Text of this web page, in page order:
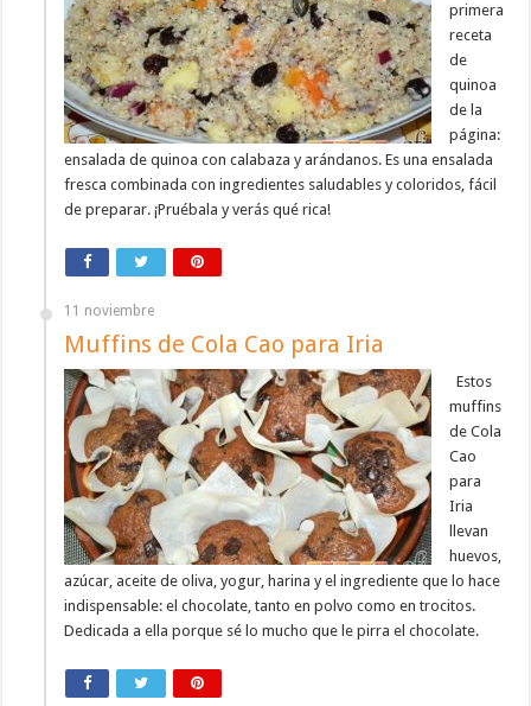
primera
receta
de
quinoa
de la
página:
ensalada de quinoa con calabaza y arándanos. Es una ensalada
fresca combinada con ingredientes saludables y coloridos, fácil
de preparar. ¡Pruébala y verás qué rica!
11 noviembre
Muffins de Cola Cao para Iria
Estos
muffins
de Cola
Cao
para
Iria
llevan
huevos,
azúcar, aceite de oliva, yogur, harina y el ingrediente que lo hace
indispensable: el chocolate, tanto en polvo como en trocitos.
Dedicada a ella porque sé lo mucho que le pirra el chocolate.